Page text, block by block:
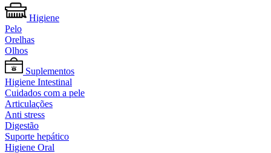
Higiene
Pelo
Orelhas
Olhos
Suplementos
Higiene Intestinal
Cuidados com a pele
Articulações
Anti stress
Digestão
Suporte hepático
Higiene Oral